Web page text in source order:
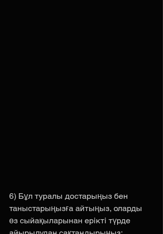
6) Бұл туралы достарыңыз бен
таныстарыңызға айтыңыз, оларды
өз сыйақыларынан ерікті түрде